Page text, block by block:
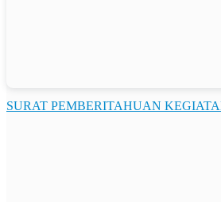
SURAT PEMBERITAHUAN